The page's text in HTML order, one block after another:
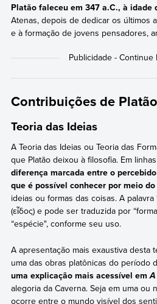
Platão faleceu em 347 a.C., à idade
Atenas, depois de dedicar os últimos
e à formação de jovens pensadores,
Contribuições de Platão
Teoria das Ideias
A Teoria das Ideias ou Teoria das
que Platão deixou à filosofia. Em
diferença marcada entre o
que é possível conhecer por meio
ideias ou formas das coisas. A
(εἶδος) e pode ser traduzida por
“espécie", conforme seu uso.
A apresentação mais exaustiva desta
uma das obras platônicas do período
uma explicação mais acessível emA
alegoria da Caverna. Seja em uma ou
ocorre entre o mundo visível dos